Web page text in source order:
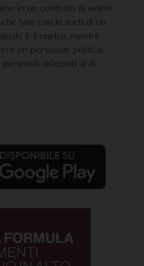
in un contesto di veleni
fare con le sorti di un
è il nostro, mentre
un personale politico
orizzonti al di